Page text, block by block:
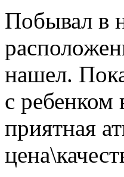
Побывал в
нашел.
с ребенком
приятная